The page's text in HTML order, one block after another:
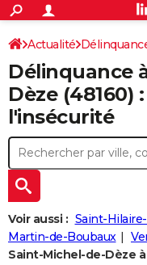
ACTUALITÉS
Politique
Société
Faits Divers
Education
Monde
Villes
+
SPORT
Coupe du monde 2026
Football
Tennis
Cyclisme
Rugby
Forum
CULTURE
Programme TV
TNT
Streaming
Cinéma
Sorties cinéma
Musique
+FINANCE
Retraite
Impôts
Epargne
Immobilier
Risques naturels par ville
Banque
Assurance
CréditAUTO
Essais
Réserver un essai
Citadines
Berlines
SUV
Forum auto
+HIGH-TECH
Mobiles
Meilleur smartphone
Internet
Ordinateurs
Jeux vidéo
Guide high-tech
+
BRICOLAGE
Forum
Aménagement intérieur
Extérieur
Cuisine
Salle de bains
Jardinage
Rangement
+WEEK-END
Actualité
Saint-Michel-de-Dèze
Délinquance
Dèze(48160)
l'insécurité
Voir aussi : Saint-
Martin-de-Boubaux
Saint-Michel-de-Dèze